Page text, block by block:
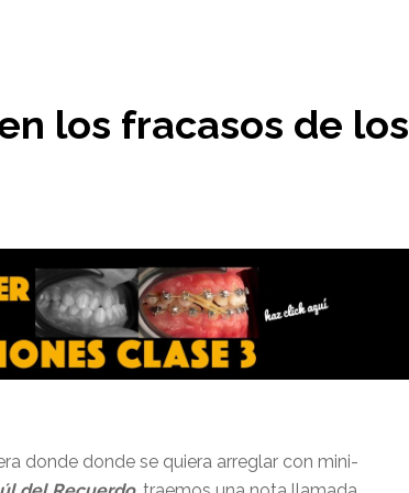
los fracasos de los
donde donde se quiera arreglar con mini-